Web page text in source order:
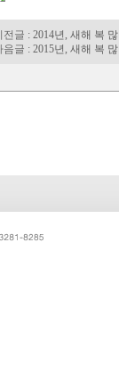
전글 : 2014년, 새해 복
음글 : 2015년, 새해 복